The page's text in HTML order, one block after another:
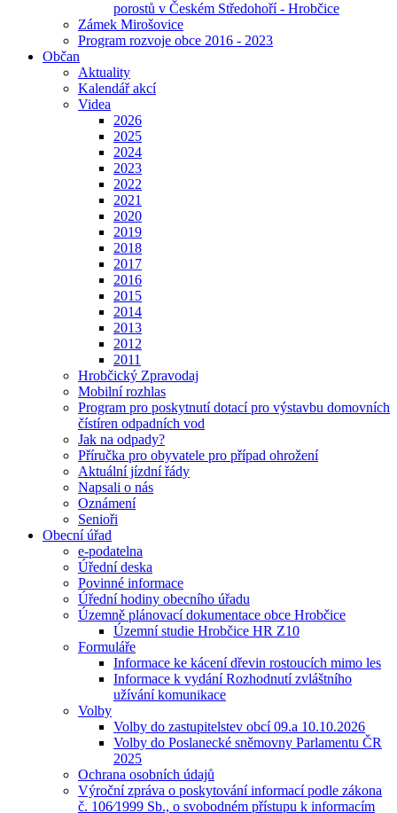
porostů v Českém Středohoří - Hrobčice
Zámek Mirošovice
Program rozvoje obce 2016 - 2023
Občan
Aktuality
Kalendář akcí
Videa
2026
2025
2024
2023
2022
2021
2020
2019
2018
2017
2016
2015
2014
2013
2012
2011
Hrobčický Zpravodaj
Mobilní rozhlas
Program pro poskytnutí dotací pro výstavbu domovních
čístíren odpadních vod
Jak na odpady?
Příručka pro obyvatele pro případ ohrožení
Aktuální jízdní řády
Napsali o nás
Oznámení
Senioři
Obecní úřad
e-podatelna
Úřední deska
Povinné informace
Úřední hodiny obecního úřadu
Územně plánovací dokumentace obce Hrobčice
Územní studie Hrobčice HR Z10
Formuláře
Informace ke kácení dřevin rostoucích mimo les
Informace k vydání Rozhodnutí zvláštního
užívání komunikace
Volby
Volby do zastupitelstev obcí 09.a 10.10.2026
Volby do Poslanecké sněmovny Parlamentu ČR
2025
Ochrana osobních údajů
Výroční zpráva o poskytování informací podle zákona
č. 106⁄1999 Sb., o svobodném přístupu k informacím